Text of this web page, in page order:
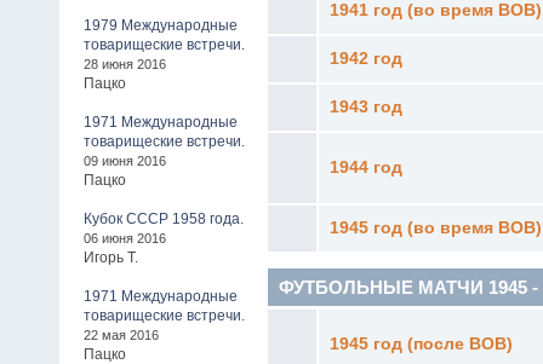
1979 Международные
товарищеские встречи.
28 июня 2016
Пацко
1971 Международные
товарищеские встречи.
09 июня 2016
Пацко
Кубок СССР 1958 года.
06 июня 2016
Игорь Т.
1971 Международные
товарищеские встречи.
22 мая 2016
Пацко
1941 год (во время ВОВ)
1942 год
1943 год
1944 год
1945 год (во время ВОВ)
ФУТБОЛЬНЫЕ МАТЧИ 1945 -
1945 год (после ВОВ)